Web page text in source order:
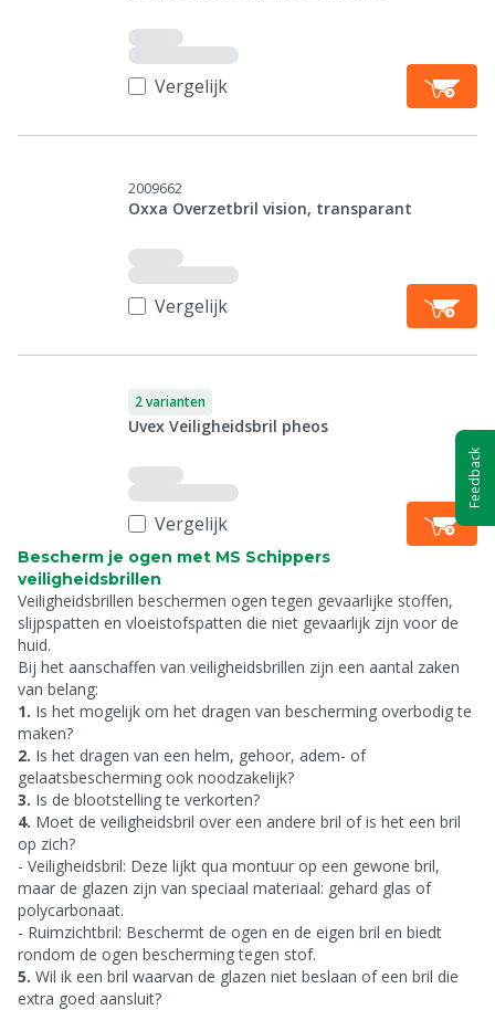
Vergelijk
2009662
Oxxa Overzetbril vision, transparant
Vergelijk
2 varianten
Uvex Veiligheidsbril pheos
Vergelijk
Bescherm je ogen met MS Schippers
veiligheidsbrillen
Veiligheidsbrillen beschermen ogen tegen gevaarlijke stoffen,
slijpspatten en vloeistofspatten die niet gevaarlijk zijn voor de
huid.
Bij het aanschaffen van veiligheidsbrillen zijn een aantal zaken
van belang:
1. Is het mogelijk om het dragen van bescherming overbodig te
maken?
2. Is het dragen van een helm, gehoor, adem- of
gelaatsbescherming ook noodzakelijk?
3. Is de blootstelling te verkorten?
4. Moet de veiligheidsbril over een andere bril of is het een bril
op zich?
- Veiligheidsbril: Deze lijkt qua montuur op een gewone bril,
maar de glazen zijn van speciaal materiaal: gehard glas of
polycarbonaat.
- Ruimzichtbril: Beschermt de ogen en de eigen bril en biedt
rondom de ogen bescherming tegen stof.
5. Wil ik een bril waarvan de glazen niet beslaan of een bril die
extra goed aansluit?
Feedback